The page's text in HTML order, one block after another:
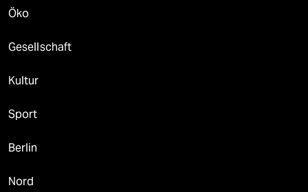
Öko
Gesellschaft
Kultur
Sport
Berlin
Nord